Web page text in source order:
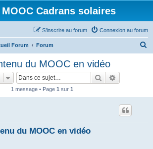
Cadrans solaires
Connexion au forum
S’inscrire au forum
Forum Forum
du MOOC en vidéo
Rechercher
1 message • Page 1 sur 1
du MOOC en vidéo